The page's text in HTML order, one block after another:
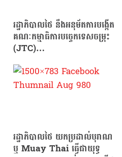
រដ្ឋាភិបាលថៃ នឹងអនុម័តការបង្កើត
គណៈកម្មាធិការបច្ចេកទេសចម្រុះ
(JTC)…
រដ្ឋាភិបាលថៃ យកប្រដាល់បុរាណ
ឬ Muay Thai ធ្វើជាយុទ្ធ